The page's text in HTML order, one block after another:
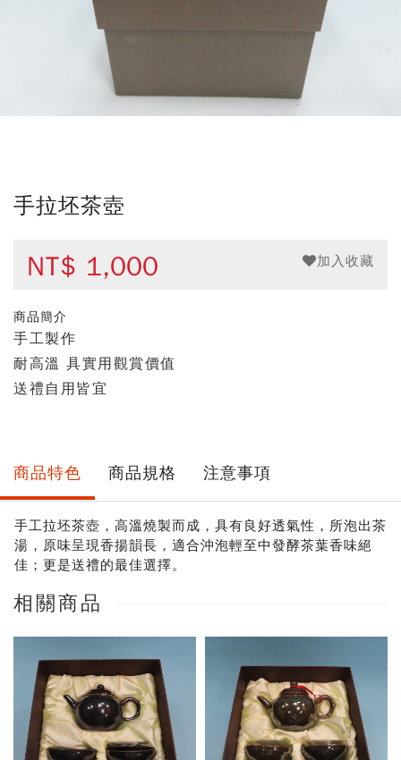
手拉坯茶壺
NT$ 1,000 加入收藏
商品簡介
手工製作
耐高溫 具實用觀賞價值
送禮自用皆宜
商品特色 商品規格 注意事項
手工拉坯茶壺，高溫燒製而成，具有良好透氣性，所泡出茶
湯，原味呈現香揚韻長，適合沖泡輕至中發酵茶葉香味絕
佳；更是送禮的最佳選擇。
相關商品